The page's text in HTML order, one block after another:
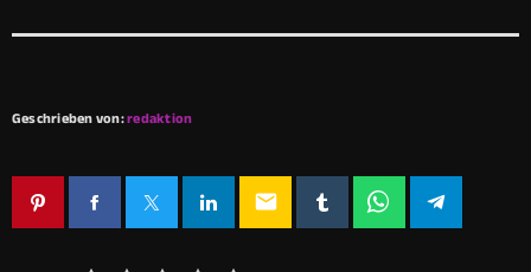
Geschrieben von:redaktion
email